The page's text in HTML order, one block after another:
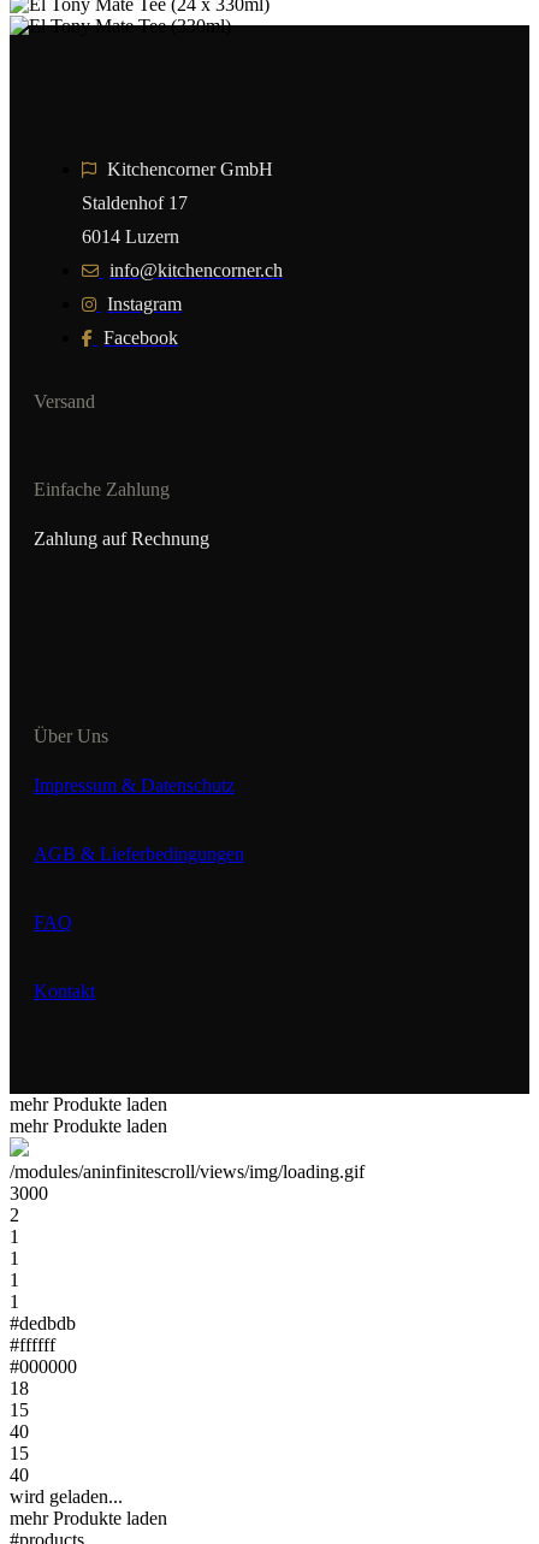
Kitchencorner GmbH
Staldenhof 17
6014 Luzern
info@kitchencorner.ch
Instagram
Facebook
Versand
Einfache Zahlung
Zahlung auf Rechnung
Über Uns
Impressum & Datenschutz
AGB & Lieferbedingungen
FAQ
Kontakt
mehr Produkte laden
mehr Produkte laden
/modules/aninfinitescroll/views/img/loading.gif
3000
2
1
1
1
1
#dedbdb
#ffffff
#000000
18
15
40
15
40
wird geladen...
mehr Produkte laden
#products